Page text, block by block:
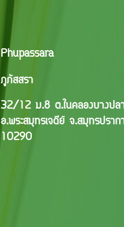
Phupassara
ภูภัสสรา
32/12 ม.8 ต.ในคลองบางป
อ.พระสมุทรเจดีย์ จ.สมุทรปราก
10290